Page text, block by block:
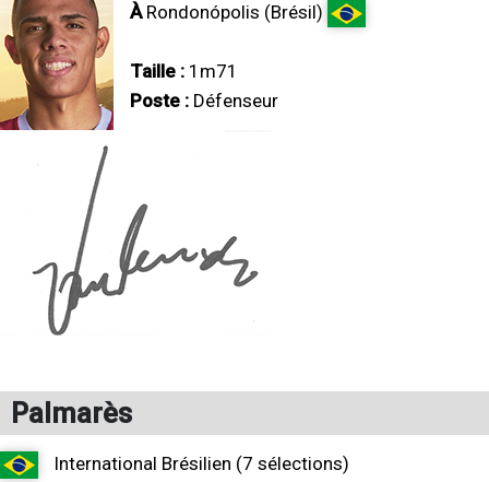
ÀRondonópolis (Brésil)
Taille : 1m71
Poste : Défenseur
Palmarès
International Brésilien (7 sélections)